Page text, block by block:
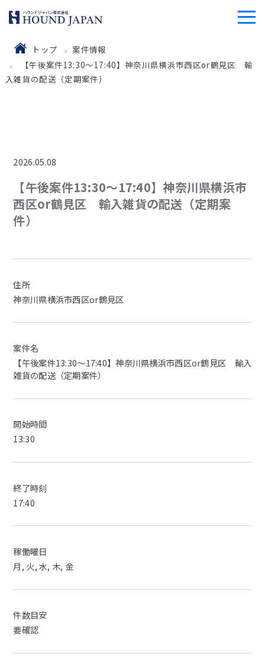
トップ
案件情報
【午後案件13:30～17:40】神奈川県横浜市西区or鶴見区 輸
入雑貨の配送（定期案件）
2026.05.08
【午後案件13:30～17:40】神奈川県横浜市
西区or鶴見区 輸入雑貨の配送（定期案
件）
住所
神奈川県横浜市西区or鶴見区
案件名
【午後案件13:30～17:40】神奈川県横浜市西区or鶴見区 輸入
雑貨の配送（定期案件）
開始時間
13:30
終了時刻
17:40
稼働曜日
月, 火, 水, 木, 金
件数目安
要確認